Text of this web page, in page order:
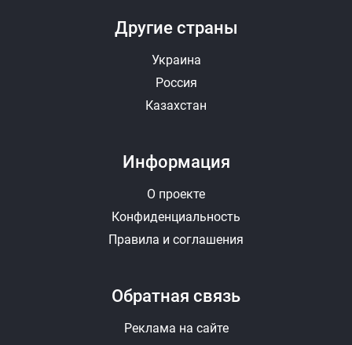
Другие страны
Украина
Россия
Казахстан
Информация
О проекте
Конфиденциальность
Правила и соглашения
Обратная связь
Реклама на сайте